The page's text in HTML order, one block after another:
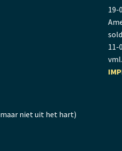
19-
11-
niet uit het hart)